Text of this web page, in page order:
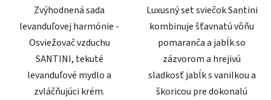
Zvýhodnená sada
levanduľovej harmónie -
Osviežovač vzduchu
SANTINI, tekuté
levanduľové mydlo a
zvláčňujúci krém.
Luxusný set sviečok Santini
kombinuje šťavnatú vôňu
pomaranča a jabĺk so
zázvorom a hrejivú
sladkosť jabĺk s vanilkou a
škoricou pre dokonalú